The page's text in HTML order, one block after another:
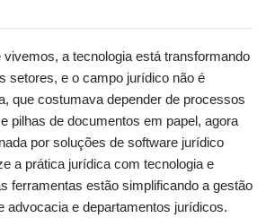
vivemos, a tecnologia está transformando
setores, e o campo jurídico não é
que costumava depender de processos
pilhas de documentos em papel, agora
por soluções de software jurídico
a prática jurídica com tecnologia e
ferramentas estão simplificando a gestão
advocacia e departamentos jurídicos.